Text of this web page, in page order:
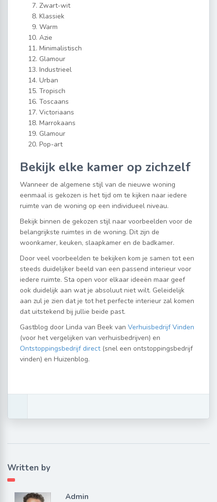
Zwart-wit
Klassiek
Warm
Azie
Minimalistisch
Glamour
Industrieel
Urban
Tropisch
Toscaans
Victoriaans
Marrokaans
Glamour
Pop-art
Bekijk elke kamer op zichzelf
Wanneer de algemene stijl van de nieuwe woning
eenmaal is gekozen is het tijd om te kijken naar iedere
ruimte van de woning op een individueel niveau.
Bekijk binnen de gekozen stijl naar voorbeelden voor de
belangrijkste ruimtes in de woning. Dit zijn de
woonkamer, keuken, slaapkamer en de badkamer.
Door veel voorbeelden te bekijken kom je samen tot een
steeds duidelijker beeld van een passend interieur voor
iedere ruimte. Sta open voor elkaar ideeën maar geef
ook duidelijk aan wat je absoluut niet wilt. Geleidelijk
aan zul je zien dat je tot het perfecte interieur zal komen
dat uitstekend bij jullie beide past.
Gastblog door Linda van Beek van Verhuisbedrijf Vinden
(voor het vergelijken van verhuisbedrijven) en
Ontstoppingsbedrijf direct(snel een ontstoppingsbedrijf
vinden) en Huizenblog.
Written by
Admin